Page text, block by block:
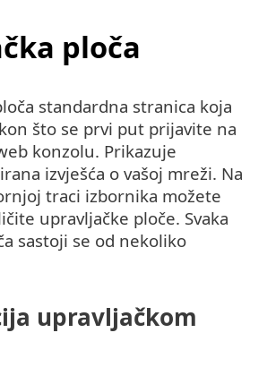
ploča
standardna stranica koja
što se prvi put prijavite na
web konzolu. Prikazuje
izvješća o vašoj mreži. Na
traci izbornika možete
upravljačke ploče. Svaka
sastoji se od nekoliko
upravljačkom